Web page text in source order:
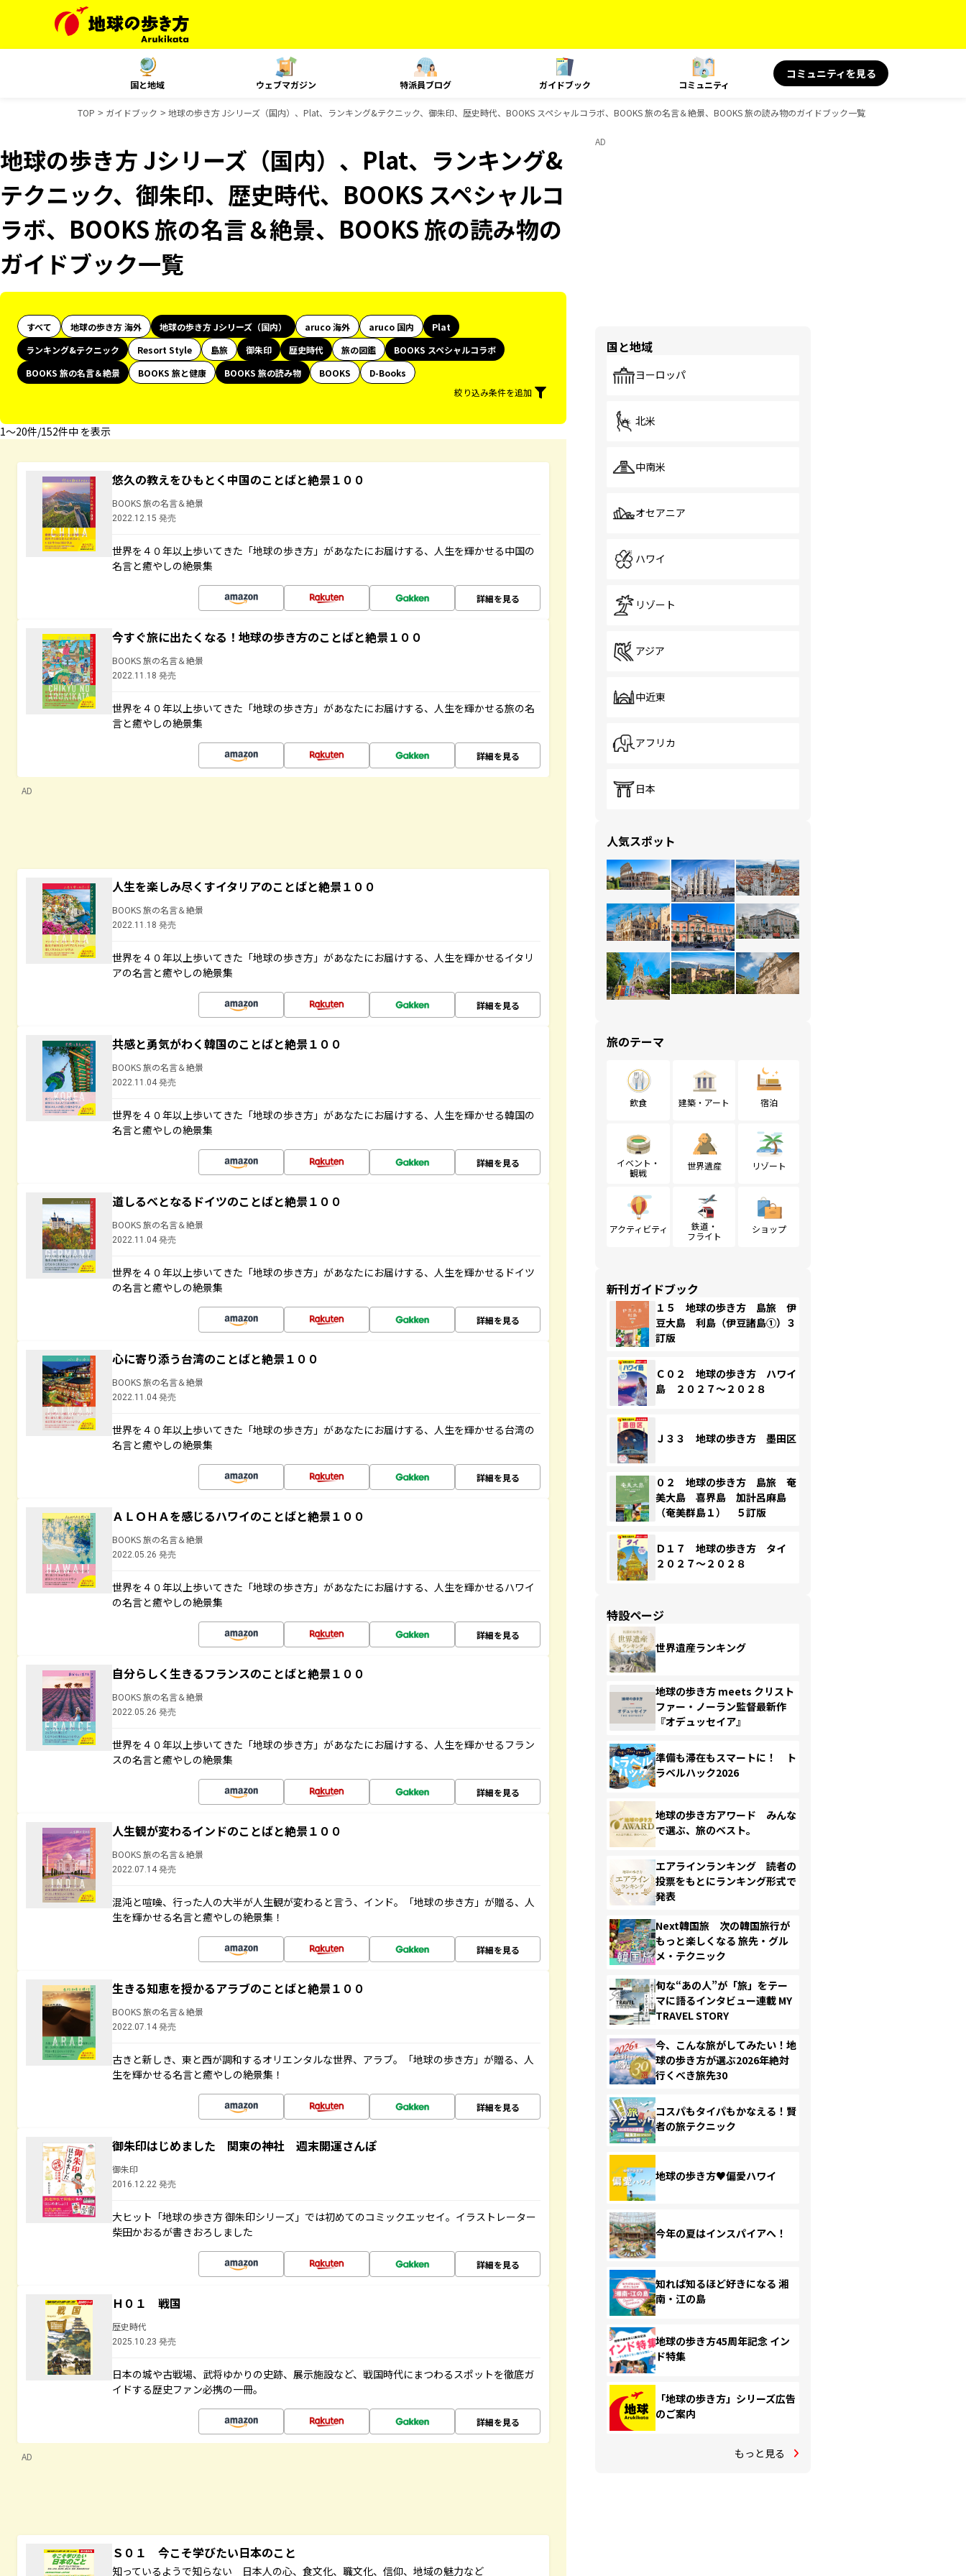
国と地域 ウェブマガジン 特派員ブログ ガイドブック コミュニティ
コミュニティを見る
TOP ガイドブック 地球の歩き方 Jシリーズ（国内）、Plat、ランキング&テクニック、御朱印、歴史時代、BOOKS スペシャルコラボ、BOOKS 旅の名言＆絶景、BOOKS 旅の読み物のガイドブック一覧
地球の歩き方 Jシリーズ（国内）、Plat、ランキング&
テクニック、御朱印、歴史時代、BOOKS スペシャルコ
ラボ、BOOKS 旅の名言＆絶景、BOOKS 旅の読み物の
ガイドブック一覧
すべて 地球の歩き方 海外 地球の歩き方 Jシリーズ（国内） aruco 海外 aruco 国内
Plat
ランキング&テクニック
Resort Style 島旅 御朱印 歴史時代 旅の図鑑
BOOKS スペシャルコラボ
BOOKS 旅の名言＆絶景
BOOKS 旅と健康 BOOKS 旅の読み物 BOOKS
D-Books
絞り込み条件を追加
1〜20件/152件中 を表示
悠久の教えをひもとく中国のことばと絶景１００
BOOKS 旅の名言＆絶景
2022.12.15 発売
世界を４０年以上歩いてきた「地球の歩き方」があなたにお届けする、人生を輝かせる中国の
名言と癒やしの絶景集
詳細を見る
今すぐ旅に出たくなる！地球の歩き方のことばと絶景１００
BOOKS 旅の名言＆絶景
2022.11.18 発売
世界を４０年以上歩いてきた「地球の歩き方」があなたにお届けする、人生を輝かせる旅の名
言と癒やしの絶景集
詳細を見る
AD
人生を楽しみ尽くすイタリアのことばと絶景１００
BOOKS 旅の名言＆絶景
2022.11.18 発売
世界を４０年以上歩いてきた「地球の歩き方」があなたにお届けする、人生を輝かせるイタリ
アの名言と癒やしの絶景集
詳細を見る
共感と勇気がわく韓国のことばと絶景１００
BOOKS 旅の名言＆絶景
2022.11.04 発売
世界を４０年以上歩いてきた「地球の歩き方」があなたにお届けする、人生を輝かせる韓国の
名言と癒やしの絶景集
詳細を見る
道しるべとなるドイツのことばと絶景１００
BOOKS 旅の名言＆絶景
2022.11.04 発売
世界を４０年以上歩いてきた「地球の歩き方」があなたにお届けする、人生を輝かせるドイツ
の名言と癒やしの絶景集
詳細を見る
心に寄り添う台湾のことばと絶景１００
BOOKS 旅の名言＆絶景
2022.11.04 発売
世界を４０年以上歩いてきた「地球の歩き方」があなたにお届けする、人生を輝かせる台湾の
名言と癒やしの絶景集
詳細を見る
ＡＬＯＨＡを感じるハワイのことばと絶景１００
BOOKS 旅の名言＆絶景
2022.05.26 発売
世界を４０年以上歩いてきた「地球の歩き方」があなたにお届けする、人生を輝かせるハワイ
の名言と癒やしの絶景集
詳細を見る
自分らしく生きるフランスのことばと絶景１００
BOOKS 旅の名言＆絶景
2022.05.26 発売
世界を４０年以上歩いてきた「地球の歩き方」があなたにお届けする、人生を輝かせるフラン
スの名言と癒やしの絶景集
詳細を見る
人生観が変わるインドのことばと絶景１００
BOOKS 旅の名言＆絶景
2022.07.14 発売
混沌と喧噪、行った人の大半が人生観が変わると言う、インド。「地球の歩き方」が贈る、人
生を輝かせる名言と癒やしの絶景集！
詳細を見る
生きる知恵を授かるアラブのことばと絶景１００
BOOKS 旅の名言＆絶景
2022.07.14 発売
古きと新しき、東と西が調和するオリエンタルな世界、アラブ。「地球の歩き方」が贈る、人
生を輝かせる名言と癒やしの絶景集！
詳細を見る
御朱印はじめました 関東の神社 週末開運さんぽ
御朱印
2016.12.22 発売
大ヒット「地球の歩き方 御朱印シリーズ」では初めてのコミックエッセイ。イラストレーター
柴田かおるが書きおろしました
詳細を見る
Ｈ０１ 戦国
歴史時代
2025.10.23 発売
日本の城や古戦場、武将ゆかりの史跡、展示施設など、戦国時代にまつわるスポットを徹底ガ
イドする歴史ファン必携の一冊。
詳細を見る
AD
Ｓ０１ 今こそ学びたい日本のこと
知っているようで知らない 日本人の心、食文化、職文化、信仰、地域の魅力など
AD
国と地域
ヨーロッパ
北米
中南米
オセアニア
ハワイ
リゾート
アジア
中近東
アフリカ
日本
人気スポット
旅のテーマ
飲食 建築・アート 宿泊
イベント・
観戦
世界遺産 リゾート
アクティビティ
鉄道・
フライト
ショップ
新刊ガイドブック
１５ 地球の歩き方 島旅 伊
豆大島 利島（伊豆諸島①）３
訂版
Ｃ０２ 地球の歩き方 ハワイ
島 ２０２７～２０２８
Ｊ３３ 地球の歩き方 墨田区
０２ 地球の歩き方 島旅 奄
美大島 喜界島 加計呂麻島
（奄美群島１） ５訂版
Ｄ１７ 地球の歩き方 タイ
２０２７～２０２８
特設ページ
世界遺産ランキング
地球の歩き方 meets クリスト
ファー・ノーラン監督最新作
『オデュッセイア』
準備も滞在もスマートに！ ト
ラベルハック2026
地球の歩き方アワード みんな
で選ぶ、旅のベスト。
エアラインランキング 読者の
投票をもとにランキング形式で
発表
Next韓国旅 次の韓国旅行が
もっと楽しくなる 旅先・グル
メ・テクニック
旬な“あの人”が「旅」をテー
マに語るインタビュー連載 MY
TRAVEL STORY
今、こんな旅がしてみたい！地
球の歩き方が選ぶ2026年絶対
行くべき旅先30
コスパもタイパもかなえる！賢
者の旅テクニック
地球の歩き方♥偏愛ハワイ
今年の夏はインスパイアへ！
知れば知るほど好きになる 湘
南・江の島
地球の歩き方45周年記念 イン
ド特集
「地球の歩き方」シリーズ広告
のご案内
もっと見る